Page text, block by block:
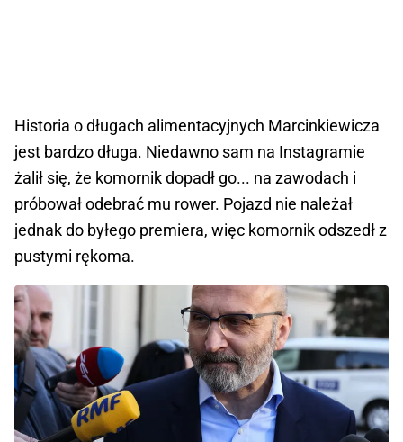
Historia o długach alimentacyjnych Marcinkiewicza
jest bardzo długa. Niedawno sam na Instagramie
żalił się, że komornik dopadł go... na zawodach i
próbował odebrać mu rower. Pojazd nie należał
jednak do byłego premiera, więc komornik odszedł z
pustymi rękoma.